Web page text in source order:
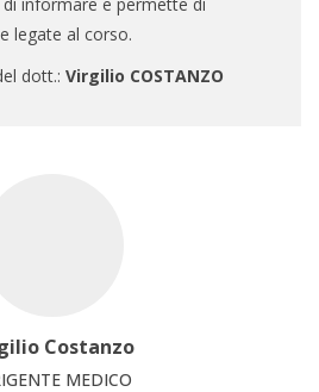
legate al corso.
dott.: Virgilio COSTANZO
Costanzo
MEDICO